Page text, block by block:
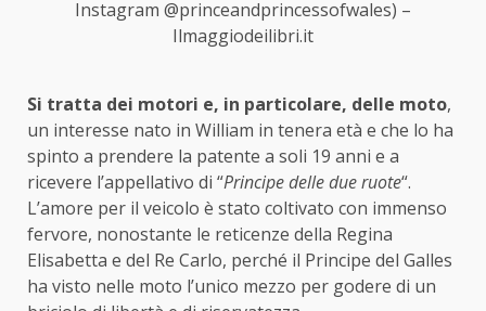
Instagram @princeandprincessofwales) –
Ilmaggiodeilibri.it
Si tratta dei motori e, in particolare, delle moto,
un interesse nato in William in tenera età e che lo ha
spinto a prendere la patente a soli 19 anni e a
ricevere l’appellativo di “Principe delle due ruote“.
L’amore per il veicolo è stato coltivato con immenso
fervore, nonostante le reticenze della Regina
Elisabetta e del Re Carlo, perché il Principe del Galles
ha visto nelle moto l’unico mezzo per godere di un